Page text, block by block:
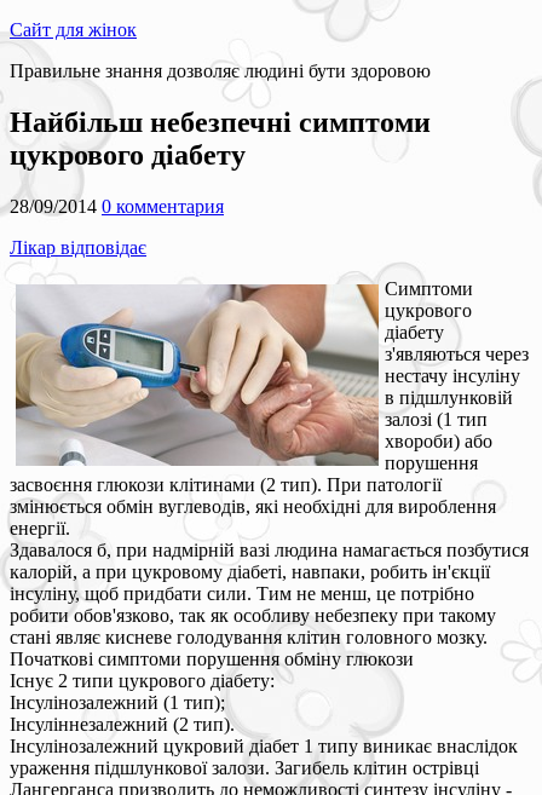
Сайт для жінок
Правильне знання дозволяє людині бути здоровою
Найбільш небезпечні симптоми
цукрового діабету
28/09/2014 0 комментария
Лікар відповідає
Симптоми
цукрового
діабету
з'являються через
нестачу інсуліну
в підшлунковій
залозі (1 тип
хвороби) або
порушення
засвоєння глюкози клітинами (2 тип). При патології
змінюється обмін вуглеводів, які необхідні для вироблення
енергії.
Здавалося б, при надмірній вазі людина намагається позбутися
калорій, а при цукровому діабеті, навпаки, робить ін'єкції
інсуліну, щоб придбати сили. Тим не менш, це потрібно
робити обов'язково, так як особливу небезпеку при такому
стані являє кисневе голодування клітин головного мозку.
Початкові симптоми порушення обміну глюкози
Існує 2 типи цукрового діабету:
Інсулінозалежний (1 тип);
Інсуліннезалежний (2 тип).
Інсулінозалежний цукровий діабет 1 типу виникає внаслідок
ураження підшлункової залози. Загибель клітин острівці
Лангерганса призводить до неможливості синтезу інсуліну -